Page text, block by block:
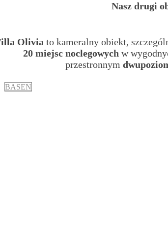
Nasz drugi
Olivia to kameralny obiekt,
20 miejsc noclegowych w
przestronnym
BASEN